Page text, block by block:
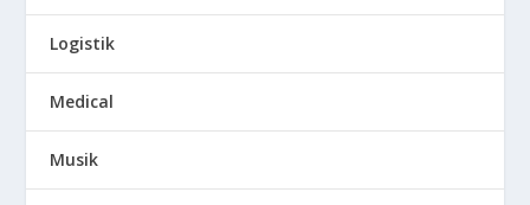
Logistik
Medical
Musik